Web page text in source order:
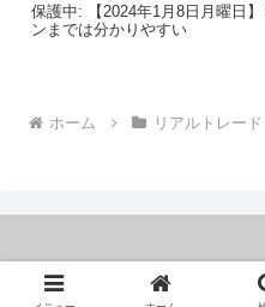
保護中: 【2024年1月8日月曜日
ンまでは分かりやすい
ホーム リアルトレード
Copyright ©